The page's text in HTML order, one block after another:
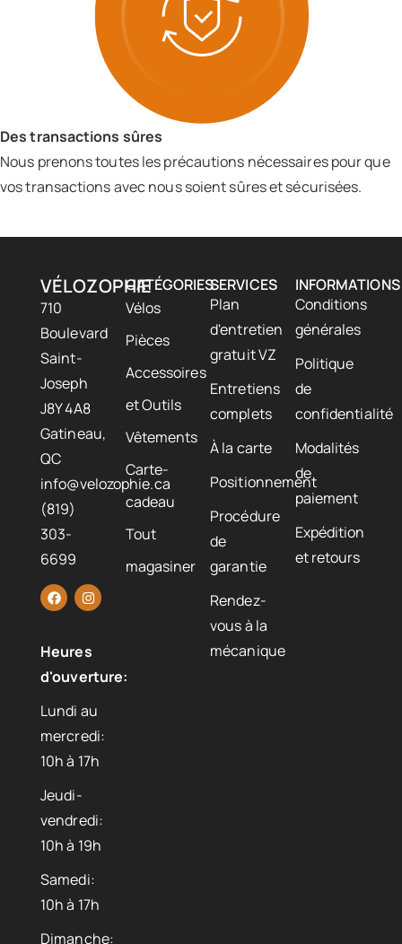
Des transactions sûres
Nous prenons toutes les précautions nécessaires pour que
vos transactions avec nous soient sûres et sécurisées.
VÉLOZOPHIE
710
Boulevard
Saint-
Joseph
J8Y 4A8
Gatineau,
QC
info@velozophie.ca
(819)
303-
6699
Heures
d'ouverture:
Lundi au
mercredi:
10h à 17h
Jeudi-
vendredi:
10h à 19h
Samedi:
10h à 17h
Dimanche:
CATÉGORIES
Vélos
Pièces
Accessoires
et Outils
Vêtements
Carte-
cadeau
Tout
magasiner
SERVICES
Plan
d'entretien
gratuit VZ
Entretiens
complets
À la carte
Positionnement
Procédure
de
garantie
Rendez-
vous à la
mécanique
INFORMATIONS
Conditions
générales
Politique
de
confidentialité
Modalités
de
paiement
Expédition
et retours